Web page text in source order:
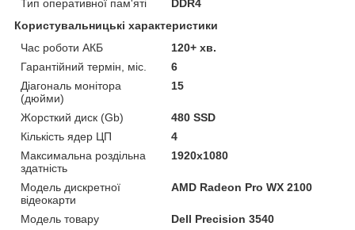
Тип оперативної пам'яті
DDR4
Користувальницькі характеристики
Час роботи АКБ
120+ хв.
Гарантійний термін, міс.
6
Діагональ монітора
(дюйми)
15
Жорсткий диск (Gb)
480 SSD
Кількість ядер ЦП
4
Максимальна роздільна
здатність
1920x1080
Модель дискретної
відеокарти
AMD Radeon Pro WX 2100
Модель товару
Dell Precision 3540